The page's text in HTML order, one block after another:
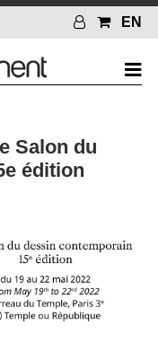
EN
Salon du
édition